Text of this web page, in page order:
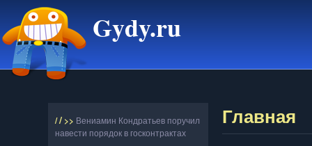
Gydy.ru
// >> Вениамин Кондратьев поручил
навести порядок в госконтрактах
Главная